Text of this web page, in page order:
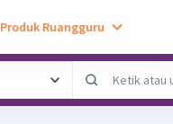
Produk Ruangguru